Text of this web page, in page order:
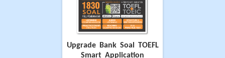
Upgrade Bank Soal TOEFL
Smart Application